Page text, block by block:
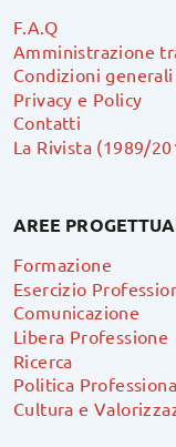
F.A.Q
Amministrazione
Condizioni
Privacy e Policy
Contatti
La Rivista (1989/
AREE
Formazione
Esercizio
Comunicazione
Libera Professione
Ricerca
Politica
Cultura e